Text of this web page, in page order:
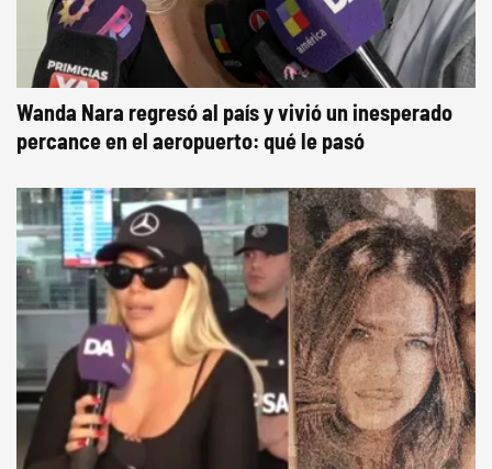
Wanda Nara regresó al país y vivió un inesperado
percance en el aeropuerto: qué le pasó